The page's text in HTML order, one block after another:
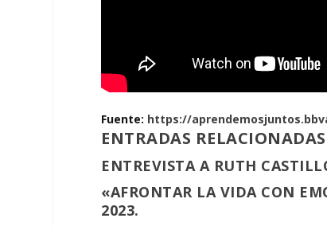
Fuente: https://
ENTRADAS
ENTREVISTA A RUTH
«AFRONTAR LA VIDA CON
2023.